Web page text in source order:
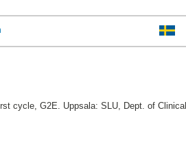
cycle, G2E. Uppsala: SLU, Dept. of Clinical